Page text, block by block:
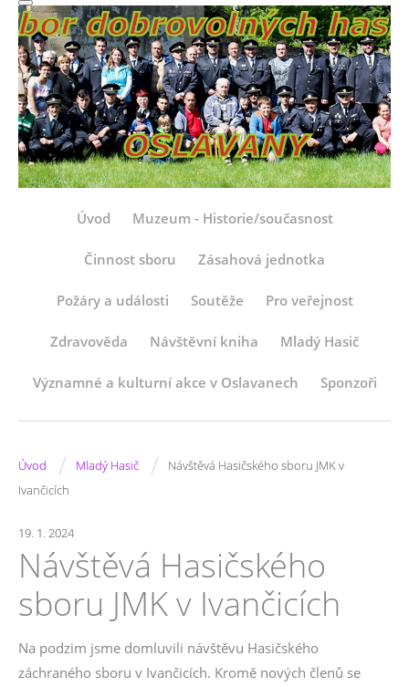
Úvod Muzeum - Historie/současnost
Činnost sboru Zásahová jednotka
Požáry a události Soutěže Pro veřejnost
Zdravověda Návštěvní kniha Mladý Hasič
Významné a kulturní akce v Oslavanech Sponzoři
Úvod / Mladý Hasič /
Návštěvá Hasičského sboru JMK v
Ivančicích
19. 1. 2024
Návštěvá Hasičského
sboru JMK v Ivančicích
Na podzim jsme domluvili návštěvu Hasičského
záchraného sboru v Ivančicích. Kromě nových členů se